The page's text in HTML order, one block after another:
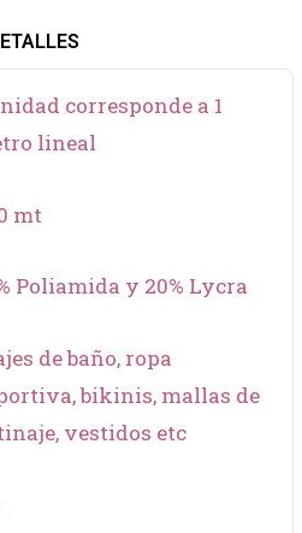
corresponde a 1
lineal
mt
Poliamida y 20% Lycra
de baño, ropa
bikinis, mallas de
vestidos etc